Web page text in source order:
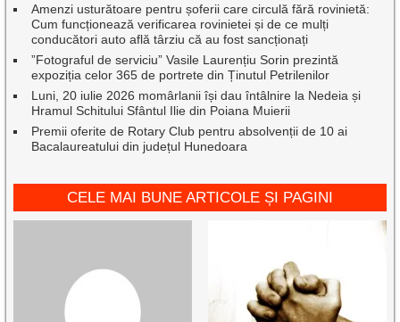
Amenzi usturătoare pentru șoferii care circulă fără rovinietă:
Cum funcționează verificarea rovinietei și de ce mulți
conducători auto află târziu că au fost sancționați
”Fotograful de serviciu” Vasile Laurențiu Sorin prezintă
expoziția celor 365 de portrete din Ținutul Petrilenilor
Luni, 20 iulie 2026 momârlanii își dau întâlnire la Nedeia și
Hramul Schitului Sfântul Ilie din Poiana Muierii
Premii oferite de Rotary Club pentru absolvenții de 10 ai
Bacalaureatului din județul Hunedoara
CELE MAI BUNE ARTICOLE ȘI PAGINI